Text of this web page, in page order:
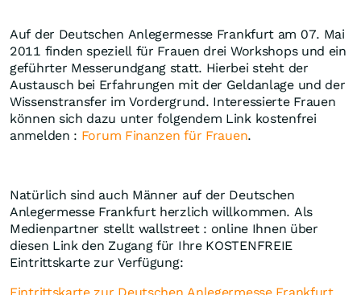
Auf der Deutschen Anlegermesse Frankfurt am 07. Mai
2011 finden speziell für Frauen drei Workshops und ein
geführter Messerundgang statt. Hierbei steht der
Austausch bei Erfahrungen mit der Geldanlage und der
Wissenstransfer im Vordergrund. Interessierte Frauen
können sich dazu unter folgendem Link kostenfrei
anmelden : Forum Finanzen für Frauen.
Natürlich sind auch Männer auf der Deutschen
Anlegermesse Frankfurt herzlich willkommen. Als
Medienpartner stellt wallstreet : online Ihnen über
diesen Link den Zugang für Ihre KOSTENFREIE
Eintrittskarte zur Verfügung: